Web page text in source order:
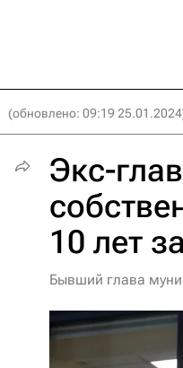
(обновлено: 09:19
Экс-
10 лет
Бывший глава